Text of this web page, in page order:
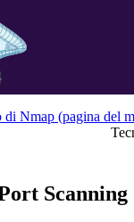
Zenmap GUI
Nmap (pagina del
Scanning